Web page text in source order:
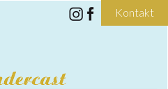
Kontakt